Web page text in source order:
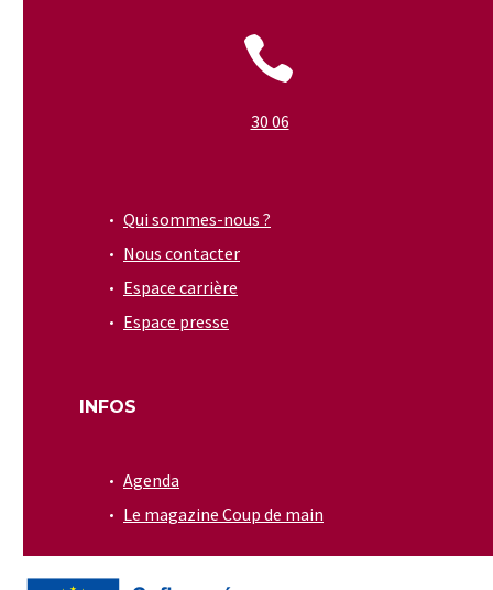


30 06
Qui sommes-nous ?
Nous contacter
Espace carrière
Espace presse
INFOS
Agenda
Le magazine Coup de main